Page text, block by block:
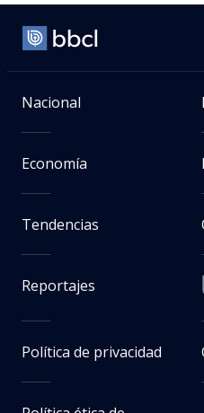
Nacional
Economía
Tendencias
Reportajes
Política de privacidad